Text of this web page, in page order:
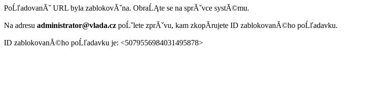
PoĹľadovanĂˇ URL byla zablokovĂˇna. ObraĹĄte se na sprĂˇvce systĂ©mu.
Na adresu administrator@vlada.cz poĹˇlete zprĂˇvu, kam zkopĂ­rujete ID zablokovanĂ©ho poĹľadavku.
ID zablokovanĂ©ho poĹľadavku je: <5079556984031495878>